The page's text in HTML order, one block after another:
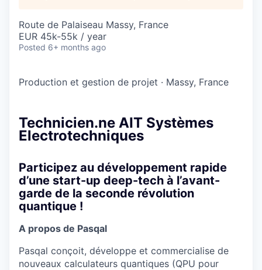
Route de Palaiseau Massy, France
EUR 45k-55k / year
Posted 6+ months ago
Production et gestion de projet · Massy, France
Technicien.ne AIT Systèmes
Electrotechniques
Participez au développement rapide
d’une start-up deep-tech à l’avant-
garde de la seconde révolution
quantique !
A propos de Pasqal
Pasqal conçoit, développe et commercialise de
nouveaux calculateurs quantiques (QPU pour